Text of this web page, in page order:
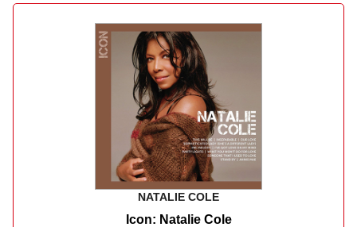
NATALIE COLE
Icon: Natalie Cole